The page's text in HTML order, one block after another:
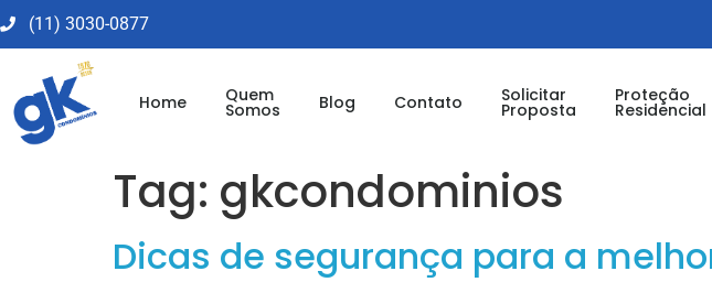
(11) 3030-0877​
Home Quem
Somos Blog Contato Solicitar
Proposta
Proteção
Residencial
Tag: gkcondominios
Dicas de segurança para a